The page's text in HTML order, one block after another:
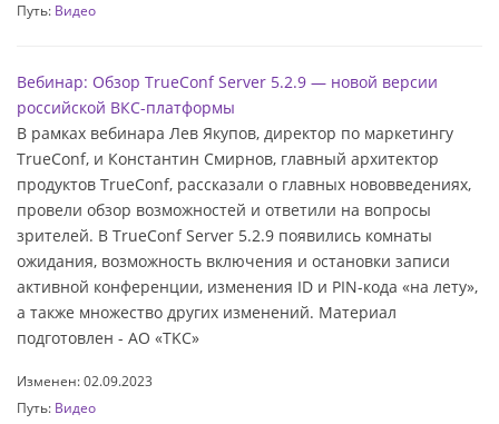
Путь: Видео
Вебинар: Обзор TrueConf Server 5.2.9 — новой версии
российской ВКС-платформы
В рамках вебинара Лев Якупов, директор по маркетингу
TrueConf, и Константин Смирнов, главный архитектор
продуктов TrueConf, рассказали о главных нововведениях,
провели обзор возможностей и ответили на вопросы
зрителей. В TrueConf Server 5.2.9 появились комнаты
ожидания, возможность включения и остановки записи
активной конференции, изменения ID и PIN-кода «на лету»,
а также множество других изменений. Материал
подготовлен - АО «TKC»
Изменен: 02.09.2023
Путь: Видео